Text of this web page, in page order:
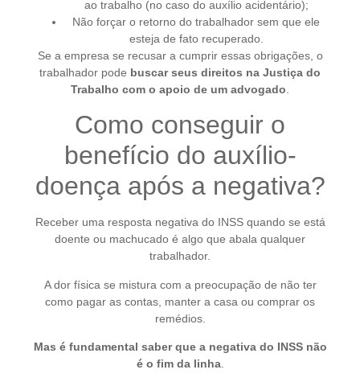
ao trabalho (no caso do auxílio acidentário);
Não forçar o retorno do trabalhador sem que ele
esteja de fato recuperado.
Se a empresa se recusar a cumprir essas obrigações, o
trabalhador pode buscar seus direitos na Justiça do
Trabalho com o apoio de um advogado
Como conseguir o
benefício do auxílio-
doença após a negativa?
Receber uma resposta negativa do INSS quando se está
doente ou machucado é algo que abala qualquer
trabalhador.
A dor física se mistura com a preocupação de não ter
como pagar as contas, manter a casa ou comprar os
remédios.
Mas é fundamental saber que a negativa do INSS não
é o fim da linha.